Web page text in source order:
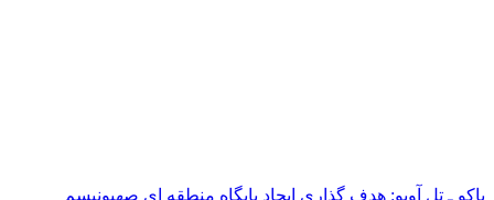
باکو ـ تل آویو: هدف گذاری ایجاد پایگاه منطقه ای صهیونیسم